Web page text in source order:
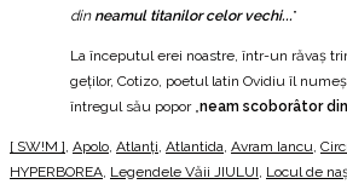
din neamul titanilor celor vechi...”
La începutul erei noastre, într-un răvaș
geților, Cotizo, poetul latin Ovidiu îl
întregul său popor „ neam scoborâtor
[ SW!M ] Apolo Atlanți Atlantida Avram Iancu
HYPERBOREA Legendele Văii JIULUI Locul de